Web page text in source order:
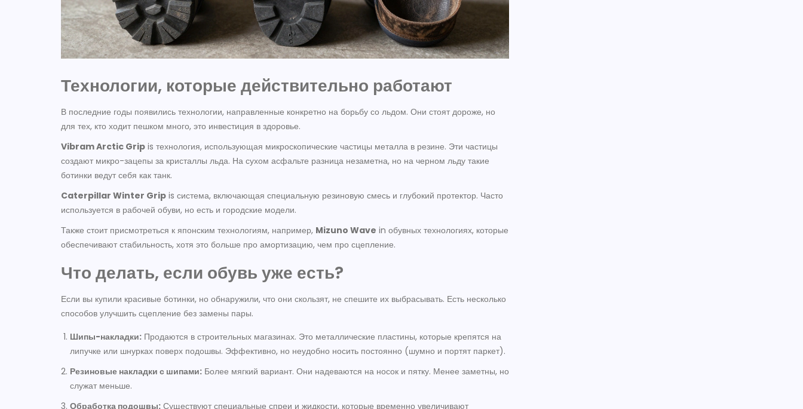
Технологии, которые действительно работают
В последние годы появились технологии, направленные конкретно на борьбу со льдом. Они стоят дороже, но
для тех, кто ходит пешком много, это инвестиция в здоровье.
Vibram Arctic Grip is технология, использующая микроскопические частицы металла в резине. Эти частицы
создают микро-зацепы за кристаллы льда. На сухом асфальте разница незаметна, но на черном льду такие
ботинки ведут себя как танк.
Caterpillar Winter Grip is система, включающая специальную резиновую смесь и глубокий протектор. Часто
используется в рабочей обуви, но есть и городские модели.
Также стоит присмотреться к японским технологиям, например, Mizuno Wave in обувных технологиях, которые
обеспечивают стабильность, хотя это больше про амортизацию, чем про сцепление.
Что делать, если обувь уже есть?
Если вы купили красивые ботинки, но обнаружили, что они скользят, не спешите их выбрасывать. Есть несколько
способов улучшить сцепление без замены пары.
Шипы-накладки: Продаются в строительных магазинах. Это металлические пластины, которые крепятся на
липучке или шнурках поверх подошвы. Эффективно, но неудобно носить постоянно (шумно и портят паркет).
Резиновые накладки с шипами: Более мягкий вариант. Они надеваются на носок и пятку. Менее заметны, но
служат меньше.
Обработка подошвы: Существуют специальные спреи и жидкости, которые временно увеличивают